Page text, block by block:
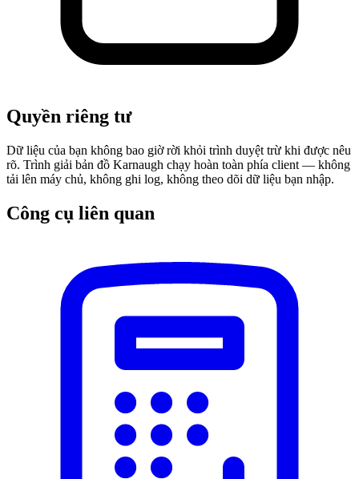
Quyền riêng tư
Dữ liệu của bạn không bao giờ rời khỏi trình duyệt trừ khi được nêu
rõ. Trình giải bản đồ Karnaugh chạy hoàn toàn phía client — không
tải lên máy chủ, không ghi log, không theo dõi dữ liệu bạn nhập.
Công cụ liên quan